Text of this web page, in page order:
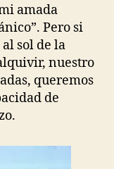
amada
Pero si
sol de la
nuestro
queremos
de